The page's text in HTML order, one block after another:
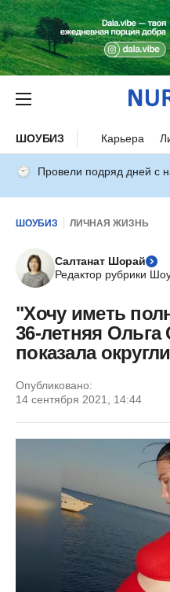
ШОУБИЗ Карьера
Провели подряд дней с
ШОУБИЗ ЛИЧНАЯ ЖИЗНЬ
Салтанат Шорай
Редактор рубрики
"Хочу иметь
36-летняя Ольга
показала
Опубликовано:
14 сентября 2021, 14:44